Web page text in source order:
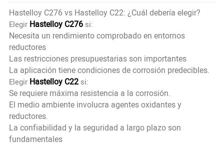
Hastelloy C276 vs Hastelloy C22: ¿Cuál debería elegir?
Elegir Hastelloy C276si:
Necesita un rendimiento comprobado en entornos
reductores
Las restricciones presupuestarias son importantes
La aplicación tiene condiciones de corrosión predecibles.
Elegir Hastelloy C22si:
Se requiere máxima resistencia a la corrosión.
El medio ambiente involucra agentes oxidantes y
reductores.
La confiabilidad y la seguridad a largo plazo son
fundamentales